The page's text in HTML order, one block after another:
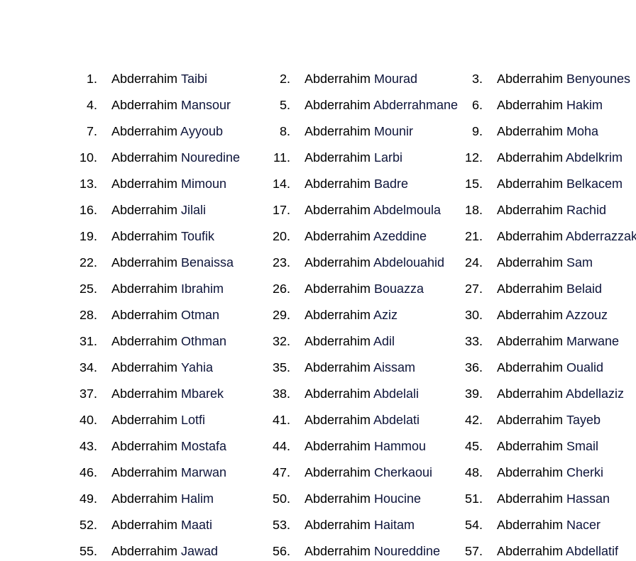
Abderrahim Taibi Abderrahim Mourad Abderrahim Benyounes
Abderrahim Mansour Abderrahim Abderrahmane Abderrahim Hakim
Abderrahim Ayyoub Abderrahim Mounir Abderrahim Moha
Abderrahim Nouredine Abderrahim Larbi AbderrahimAbdelkrim
Abderrahim Mimoun Abderrahim Badre Abderrahim Belkacem
Abderrahim Jilali Abderrahim Abdelmoula Abderrahim Rachid
Abderrahim Toufik Abderrahim Azeddine Abderrahim
Abderrahim Benaissa Abderrahim Abdelouahid Abderrahim Sam
Abderrahim Ibrahim Abderrahim Bouazza Abderrahim Belaid
Abderrahim Otman Abderrahim Aziz AbderrahimAzzouz
Abderrahim Othman Abderrahim Adil Abderrahim Marwane
Abderrahim Yahia Abderrahim Aissam AbderrahimOualid
Abderrahim Mbarek Abderrahim Abdelali AbderrahimAbdellaziz
Abderrahim Lotfi Abderrahim Abdelati AbderrahimTayeb
Abderrahim Mostafa Abderrahim Hammou Abderrahim Smail
Abderrahim Marwan Abderrahim Cherkaoui Abderrahim Cherki
Abderrahim Halim Abderrahim Houcine Abderrahim Hassan
Abderrahim Maati Abderrahim Haitam Abderrahim Nacer
Abderrahim Jawad Abderrahim Noureddine AbderrahimAbdellatif